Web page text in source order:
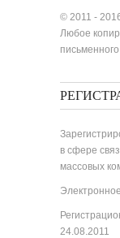
© 2011 -
Любое
в сфере
массовых
24.08.2011